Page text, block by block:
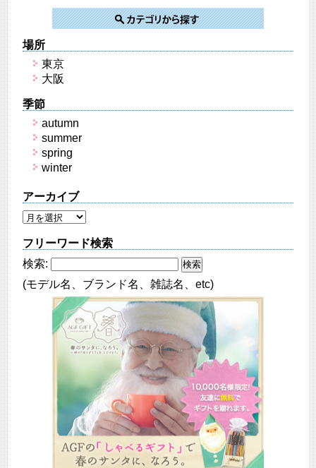
場所
東京
大阪
季節
autumn
summer
spring
winter
アーカイブ
フリーワード検索
検索:
(モデル名、ブランド名、雑誌名、etc)